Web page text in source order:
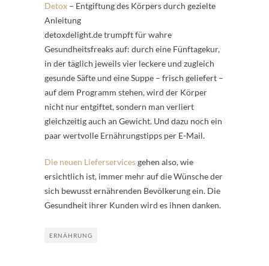
Detox – Entgiftung des Körpers durch gezielte
Anleitung
detoxdelight.de trumpft für wahre
Gesundheitsfreaks auf: durch eine Fünftagekur,
in der täglich jeweils vier leckere und zugleich
gesunde Säfte und eine Suppe – frisch geliefert –
auf dem Programm stehen, wird der Körper
nicht nur entgiftet, sondern man verliert
gleichzeitig auch an Gewicht. Und dazu noch ein
paar wertvolle Ernährungstipps per E-Mail.
Die neuen Lieferservicesgehen also, wie
ersichtlich ist, immer mehr auf die Wünsche der
sich bewusst ernährenden Bevölkerung ein. Die
Gesundheit ihrer Kunden wird es ihnen danken.
ERNÄHRUNG